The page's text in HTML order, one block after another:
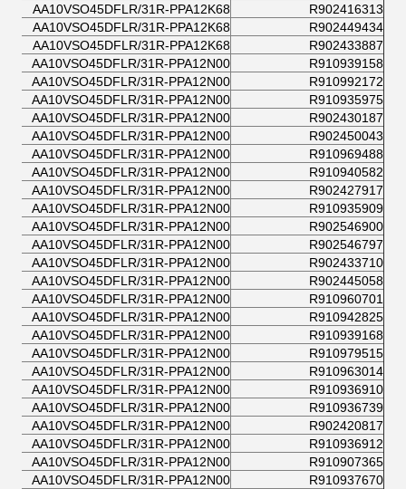
R902416313
AA10VSO45DFLR/31R-PPA12K68
R902449434
AA10VSO45DFLR/31R-PPA12K68
R902433887
AA10VSO45DFLR/31R-PPA12K68
R910939158
AA10VSO45DFLR/31R-PPA12N00
R910992172
AA10VSO45DFLR/31R-PPA12N00
R910935975
AA10VSO45DFLR/31R-PPA12N00
R902430187
AA10VSO45DFLR/31R-PPA12N00
R902450043
AA10VSO45DFLR/31R-PPA12N00
R910969488
AA10VSO45DFLR/31R-PPA12N00
R910940582
AA10VSO45DFLR/31R-PPA12N00
R902427917
AA10VSO45DFLR/31R-PPA12N00
R910935909
AA10VSO45DFLR/31R-PPA12N00
R902546900
AA10VSO45DFLR/31R-PPA12N00
R902546797
AA10VSO45DFLR/31R-PPA12N00
R902433710
AA10VSO45DFLR/31R-PPA12N00
R902445058
AA10VSO45DFLR/31R-PPA12N00
R910960701
AA10VSO45DFLR/31R-PPA12N00
R910942825
AA10VSO45DFLR/31R-PPA12N00
R910939168
AA10VSO45DFLR/31R-PPA12N00
R910979515
AA10VSO45DFLR/31R-PPA12N00
R910963014
AA10VSO45DFLR/31R-PPA12N00
R910936910
AA10VSO45DFLR/31R-PPA12N00
R910936739
AA10VSO45DFLR/31R-PPA12N00
R902420817
AA10VSO45DFLR/31R-PPA12N00
R910936912
AA10VSO45DFLR/31R-PPA12N00
R910907365
AA10VSO45DFLR/31R-PPA12N00
R910937670
AA10VSO45DFLR/31R-PPA12N00